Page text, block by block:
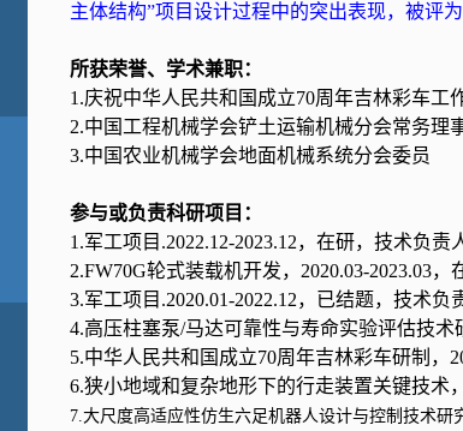
主体结构”项目设计过程中的突出表现，被评
所获荣誉、学术兼职：
1.庆祝中华人民共和国成立70周年吉林彩车工
2.中国工程机械学会铲土运输机械分会常务理
3.中国农业机械学会地面机械系统分会委员
参与或负责科研项目：
1.军工项目.2022.12-2023.12，在研，技术负责
2.FW70G轮式装载机开发， 2020.03-2023.03，
3.军工项目.2020.01-2022.12， 已结题，技术负
4.高压柱塞泵/马达可靠性与寿命实验评估技术
5.中华人民共和国成立70周年吉林彩车研制，
6.狭小地域和复杂地形下的行走装置关键技术
7.大尺度高适应性仿生六足机器人设计与控制技术研